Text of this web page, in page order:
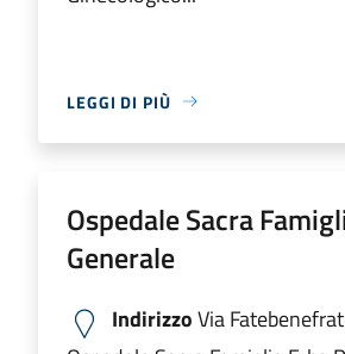
LEGGI DI PIÙ
Ospedale Sacra
Generale
IndirizzoVia